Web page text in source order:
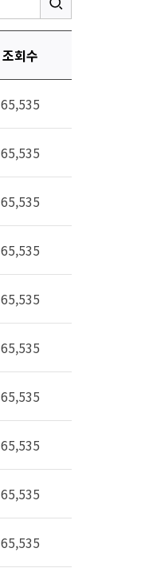
조회수
65,535
65,535
65,535
65,535
65,535
65,535
65,535
65,535
65,535
65,535